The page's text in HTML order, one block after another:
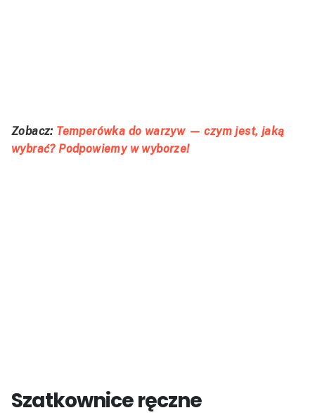
Zobacz: Temperówka do warzyw — czym jest, jaką
wybrać? Podpowiemy w wyborze!
Szatkownice ręczne